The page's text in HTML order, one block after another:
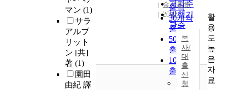
マン (1)
サラ
アルブ
リット
ン [共]
著 (1)
園田
由紀 譯
저자순
발행기
관순
출력
30개씩
출력
50개씩
출력
100개씩
출력
金子書房
2002
복
사/
대
출
신
청
활
용
도
높
은
자
료